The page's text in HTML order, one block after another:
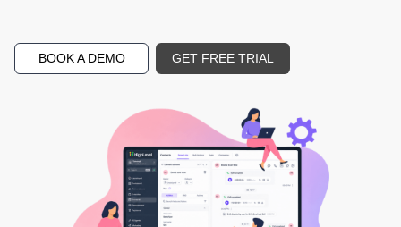
BOOK A DEMO GET FREE TRIAL